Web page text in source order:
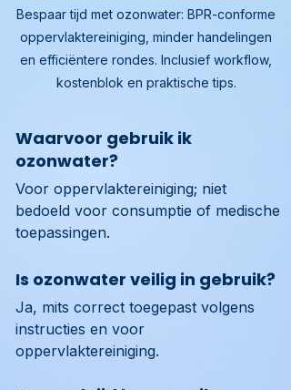
Bespaar tijd met ozonwater: BPR-conforme
oppervlaktereiniging, minder handelingen
en efficiëntere rondes. Inclusief workflow,
kostenblok en praktische tips.
Waarvoor gebruik ik
ozonwater?
Voor oppervlaktereiniging; niet
bedoeld voor consumptie of medische
toepassingen.
Is ozonwater veilig in gebruik?
Ja, mits correct toegepast volgens
instructies en voor
oppervlaktereiniging.